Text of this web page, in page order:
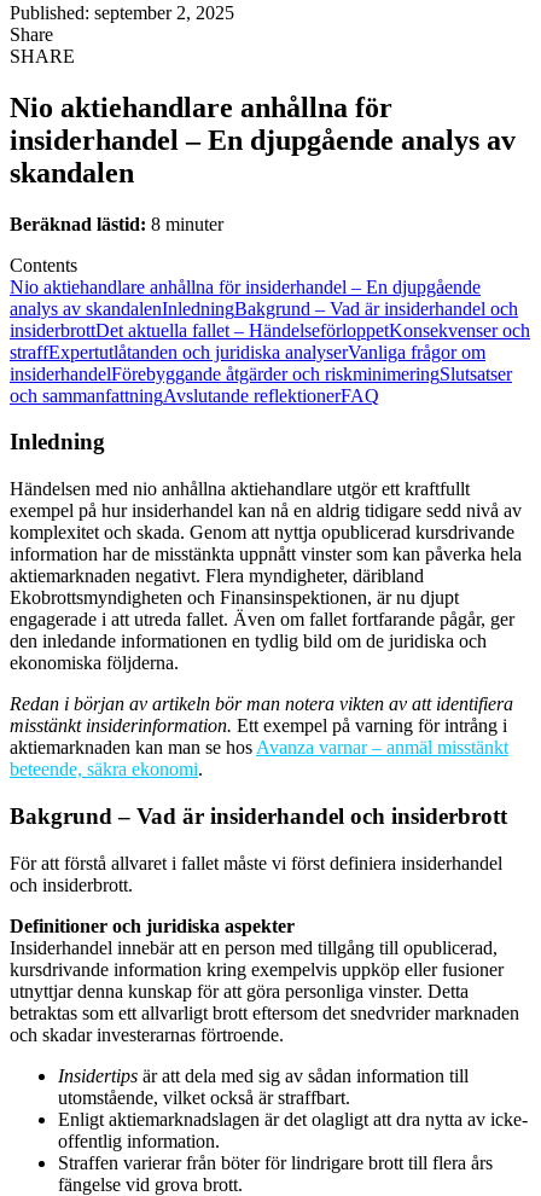
Published: september 2, 2025
Share
SHARE
Nio aktiehandlare anhållna för
insiderhandel – En djupgående analys av
skandalen
Beräknad lästid: 8 minuter
Contents
Nio aktiehandlare anhållna för insiderhandel – En djupgående
analys av skandalenInledningBakgrund – Vad är insiderhandel och
insiderbrottDet aktuella fallet – HändelseförloppetKonsekvenser och
straffExpertutlåtanden och juridiska analyserVanliga frågor om
insiderhandelFörebyggande åtgärder och riskminimeringSlutsatser
och sammanfattningAvslutande reflektionerFAQ
Inledning
Händelsen med nio anhållna aktiehandlare utgör ett kraftfullt
exempel på hur insiderhandel kan nå en aldrig tidigare sedd nivå av
komplexitet och skada. Genom att nyttja opublicerad kursdrivande
information har de misstänkta uppnått vinster som kan påverka hela
aktiemarknaden negativt. Flera myndigheter, däribland
Ekobrottsmyndigheten och Finansinspektionen, är nu djupt
engagerade i att utreda fallet. Även om fallet fortfarande pågår, ger
den inledande informationen en tydlig bild om de juridiska och
ekonomiska följderna.
Redan i början av artikeln bör man notera vikten av att identifiera
misstänkt insiderinformation. Ett exempel på varning för intrång i
aktiemarknaden kan man se hos Avanza varnar – anmäl misstänkt
beteende, säkra ekonomi.
Bakgrund – Vad är insiderhandel och insiderbrott
För att förstå allvaret i fallet måste vi först definiera insiderhandel
och insiderbrott.
Definitioner och juridiska aspekter
Insiderhandel innebär att en person med tillgång till opublicerad,
kursdrivande information kring exempelvis uppköp eller fusioner
utnyttjar denna kunskap för att göra personliga vinster. Detta
betraktas som ett allvarligt brott eftersom det snedvrider marknaden
och skadar investerarnas förtroende.
Insidertips är att dela med sig av sådan information till
utomstående, vilket också är straffbart.
Enligt aktiemarknadslagen är det olagligt att dra nytta av icke-
offentlig information.
Straffen varierar från böter för lindrigare brott till flera års
fängelse vid grova brott.